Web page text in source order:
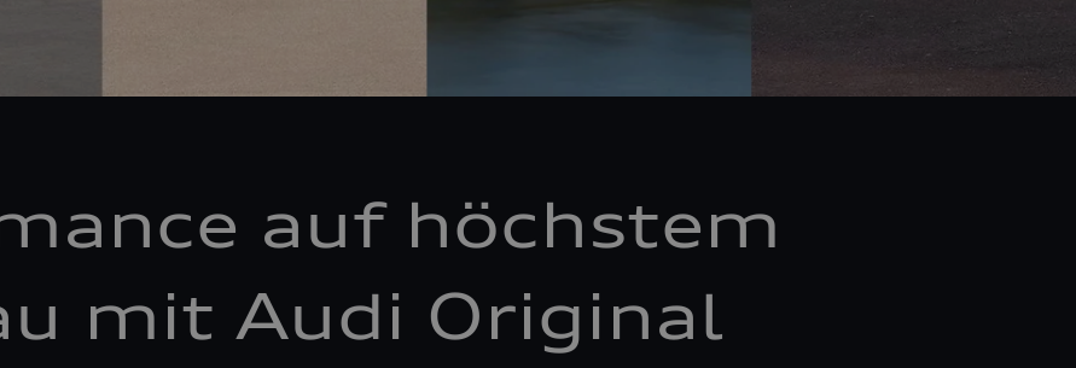
auf höchstem
mit Audi Original